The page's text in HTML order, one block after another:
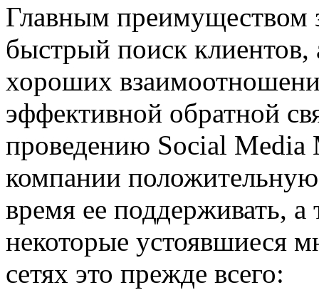
Главным преимуществом
быстрый поиск
хороших
эффективной обратной
проведению Social Media
компании
время ее поддерживать, а
некоторые устоявшиеся
сетях это прежде всего: